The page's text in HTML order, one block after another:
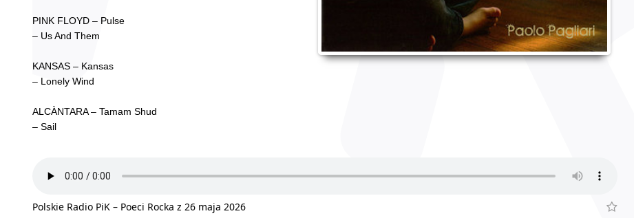
PINK FLOYD – Pulse
– Us And Them
KANSAS – Kansas
– Lonely Wind
ALCÀNTARA – Tamam Shud
– Sail
Polskie Radio PiK – Poeci Rocka z 26 maja 2026